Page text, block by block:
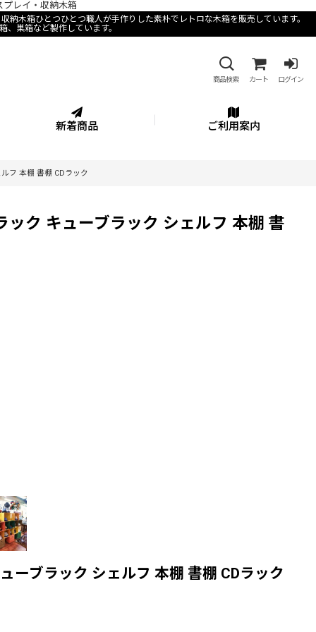
プレイ・収納木箱
木箱ひとつひとつ職人が手作りした素朴でレトロな木箱を販売しています。
巣箱など製作しています。
商品検索 カート ログイン
新着商品 ご利用案内
フ 本棚 書棚 CDラック
ク キューブラック シェルフ 本棚 書
ーブラック シェルフ 本棚 書棚 CDラック